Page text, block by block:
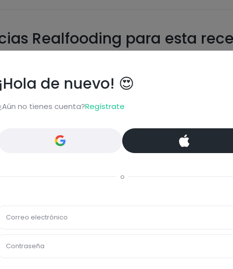
Realfooding para esta
→
¡Hola de nuevo! 😍
no tienes cuenta?Regístrate
o
Correo electrónico
Contraseña